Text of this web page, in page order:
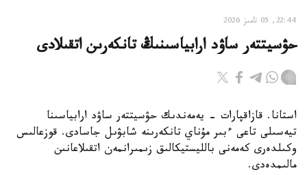
22:44, 05 تامىز 2026
حۋسيتتەر ساۋد ارابياسىنىڭ تانكەرىن اتقىلادى
استانا. قازاقپارات - يەمەندىك حۋسيتتەر ساۋد ارابياسىنا
تيەسىلى تاعى ءبىر مۇناي تانكەرىنە شابۋىل جاسادى. قوزعالىس
وكىلدەرى كەمەنى بالليستيكالىق زىمىرانمەن اتقىلاعانىن
مالىمدەدى.